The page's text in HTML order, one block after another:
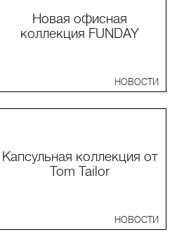
Новая офисная
коллекция FUNDAY
НОВОСТИ
Капсульная коллекция от
Tom Tailor
НОВОСТИ